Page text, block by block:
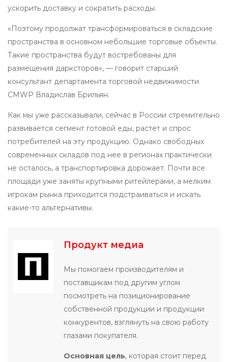
ускорить доставку и сократить расходы.
«Поэтому продолжат трансформироваться в складские
пространства в основном небольшие торговые объекты.
Такие пространства будут востребованы для
размещения дарксторов», — говорит старший
консультант департамента торговой недвижимости
CMWP Владислав Брильян.
Как мы уже рассказывали, сейчас в России стремительно
развивается сегмент готовой еды, растет и спрос
потребителей на эту продукцию. Однако свободных
современных складов под нее в регионах практически
не осталось, а транспортировка дорожает. Почти все
площади уже заняты крупными ритейлерами, а мелким
игрокам рынка приходится подстраиваться и искать
какие-то альтернативы.
Продукт медиа
Мы помогаем производителям и
поставщикам под другим углом
посмотреть на позиционирование
собственной продукции и продукции
конкурентов, взглянуть на свою работу
глазами покупателя.
Основная цель, которая стоит перед